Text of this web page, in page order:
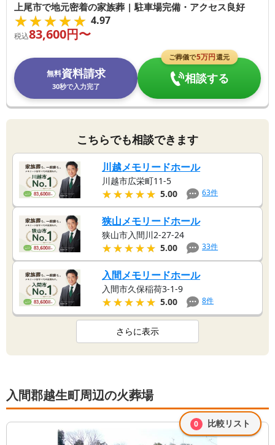
上尾市で地元密着の家族葬 | 駐車場完備・アクセス良好
★★★★★
★★★★★ 4.97
税込83,600円〜
無料資料請求
30秒で入力完了
ご葬儀で5万円還元
相談する
こちらでも相談できます
川越メモリードホール
川越市広栄町11-5
★★★★★
★★★★★ 5.00 63件
狭山メモリードホール
狭山市入間川2-27-24
★★★★★
★★★★★ 5.00 33件
入間メモリードホール
入間市久保稲荷3-1-9
★★★★★
★★★★★ 5.00 8件
さらに表示
入間郡越生町周辺の火葬場
0 比較リスト